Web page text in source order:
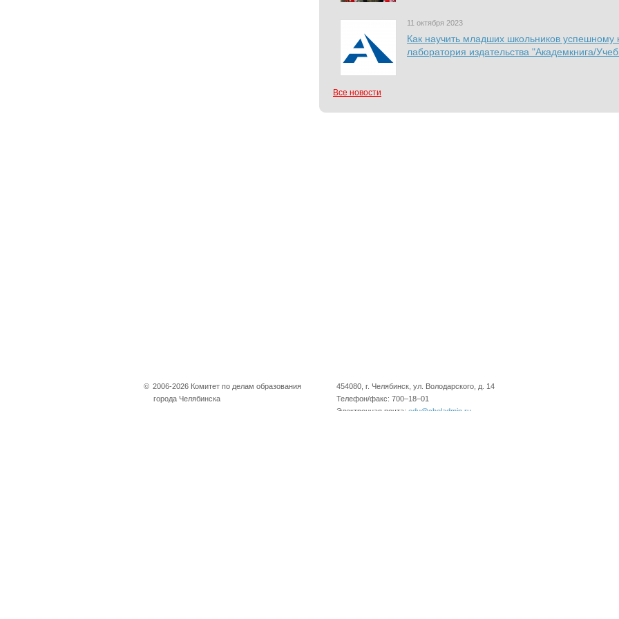
11 октября 2023
Как научить младших школьников успешному
лаборатория издательства "Академкнига/
Все новости
© 2006-2026 Комитет по делам образования
города Челябинска
454080, г. Челябинск, ул. Володарского, д. 14
Телефон/факс: 700–18–01
Электронная почта: edu@cheladmin.ru